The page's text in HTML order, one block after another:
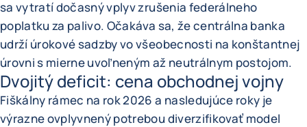
sa vytratí dočasný vplyv zrušenia federálneho
poplatku za palivo. Očakáva sa, že centrálna banka
udrží úrokové sadzby vo všeobecnosti na konštantnej
úrovni s mierne uvoľneným až neutrálnym postojom.
Dvojitý deficit: cena obchodnej vojny
Fiškálny rámec na rok 2026 a nasledujúce roky je
výrazne ovplyvnený potrebou diverzifikovať model